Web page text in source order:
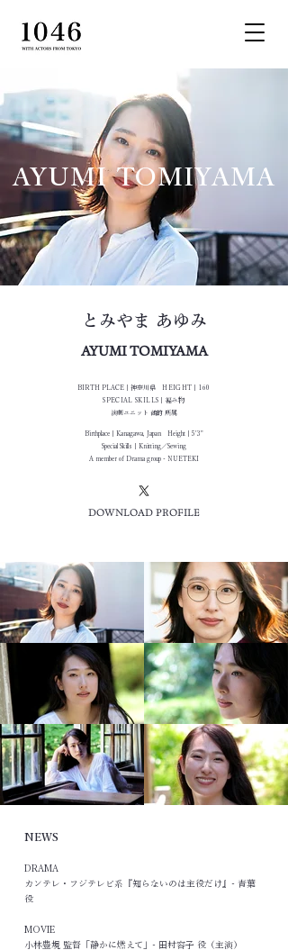
AYUMI TOMIYAMA
とみやま あゆみ
AYUMI TOMIYAMA
BIRTH PLACE｜神奈川県
HEIGHT｜160
SPECIAL SKILLS｜編み物
演劇ユニット 鵺的 所属
Birthplace｜Kanagawa, Japan Height｜5'3"
Special Skills｜Knitting／Sewing
A member of Drama group -
NUETEKI
DOWNLOAD PROFILE
NEWS
DRAMA
カンテレ・フジテレビ系『知らないのは主役だけ』 - 青葉
役
MOVIE
​小林豊規 監督「静かに燃えて」 - 田村容子 役（主演）